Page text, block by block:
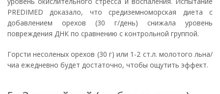
PREDIMED доказало, что средиземноморская диета с
добавлением орехов (30 г/день) снижала уровень
повреждения ДНК по сравнению с контрольной группой.
Горсти несоленых орехов (30 г) или 1-2 ст.л. молотого льна/
чиа ежедневно будет достаточно, чтобы ощутить эффект.